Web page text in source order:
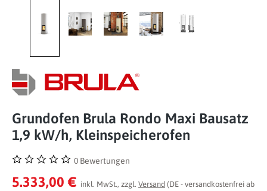
Grundofen Brula Rondo Maxi Bausatz
1,9 kW/h, Kleinspeicherofen
Durchschnittliche Bewertung von 0 von 5 Sternen
0 Bewertungen
5.333,00 € inkl. MwSt., zzgl. Versand (DE - versandkostenfrei ab